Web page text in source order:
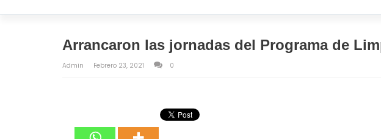
Arrancaron las jornadas del Programa de
Admin Febrero 23, 2021 0